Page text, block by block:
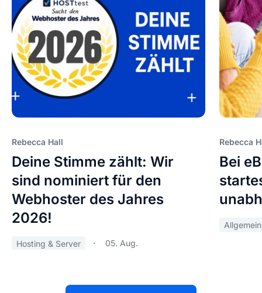
Rebecca Hall
Deine Stimme zählt: Wir
sind nominiert für den
Webhoster des Jahres
2026!
Hosting & Server 05. Aug.
Rebecca
Bei
Allgemein